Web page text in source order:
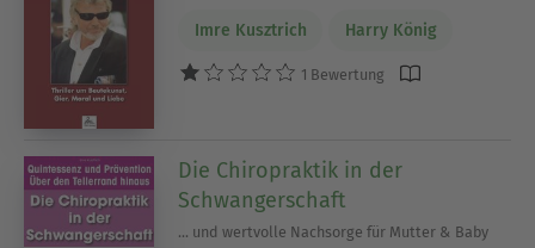
Imre Kusztrich Harry König
1 Bewertung
Die Chiropraktik in der
Schwangerschaft
... und wertvolle Nachsorge für Mutter & Baby